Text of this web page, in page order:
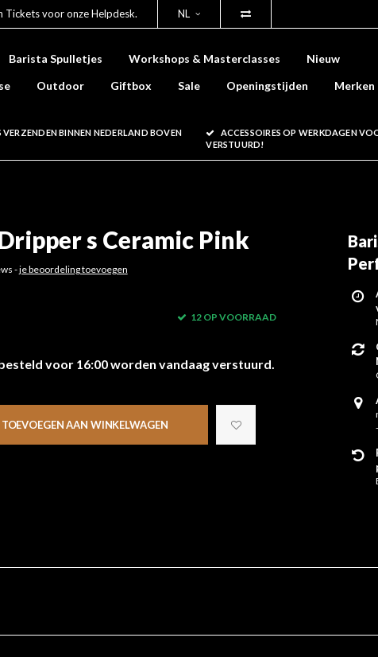
Tickets voor onze Helpdesk. NL
Barista Spulletjes Workshops & Masterclasses
Nieuw
Outdoor Giftbox Sale Openingstijden Merken
VERZENDEN BINNEN NEDERLAND BOVEN
ACCESSOIRES OP WERKDAGEN
VERSTUURD!
s Ceramic Pink
-je beoordeling toevoegen
12 OP VOORRAAD
voor 16:00 worden vandaag verstuurd.
TOEVOEGEN AAN WINKELWAGEN